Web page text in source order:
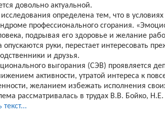
довольно актуальной.
исследования определена тем, что в
профессионального сгорания.
подрывая его здоровье и желание
опускаются руки, перестает интересовать
и друзья.
выгорания (СЭВ) проявляется
активности, утратой интереса к
желанием избежать исполнения
рассматривалась в трудах В.В. Бойко,
С. Джексона, К. Маслач, Г. Фрейденберга,
текст...